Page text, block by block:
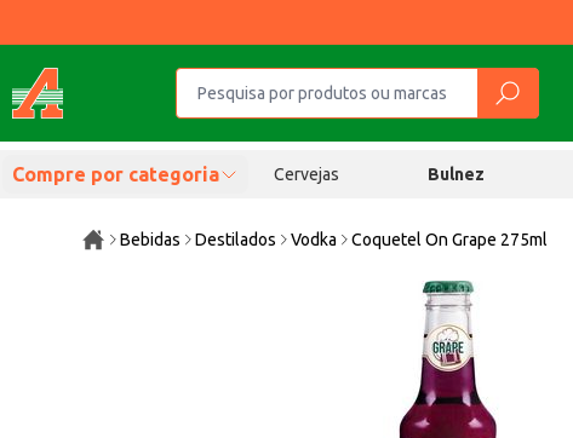
Compre por categoria Cervejas Bulnez
Bebidas Destilados Vodka Coquetel On Grape 275ml